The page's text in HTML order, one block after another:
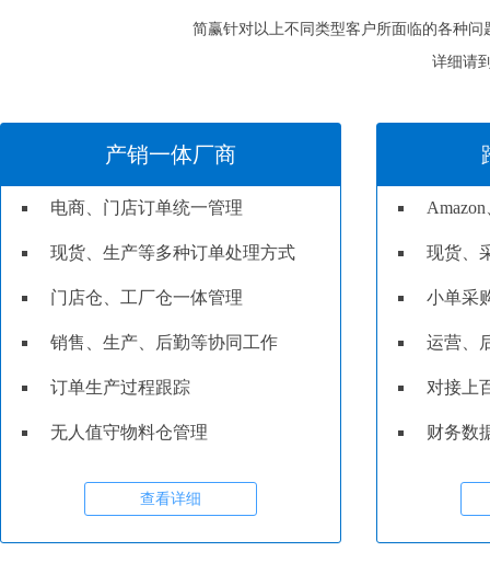
简赢针对以上不同类型客户所面临的各种
详细请
产销一体厂商
电商、门店订单统一管理
现货、生产等多种订单处理方式
门店仓、工厂仓一体管理
销售、生产、后勤等协同工作
订单生产过程跟踪
无人值守物料仓管理
查看详细
现货、
小单采
运营、
对接上
财务数